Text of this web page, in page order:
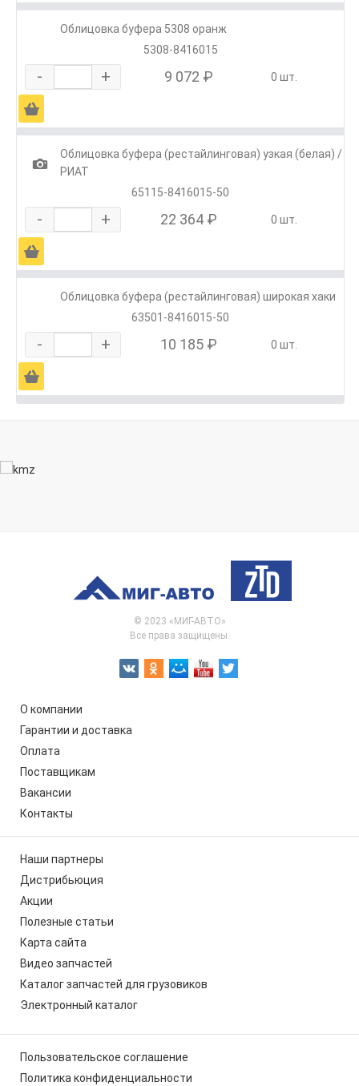
Облицовка буфера 5308 оранж
5308-8416015
- + 9 072 ₽ 0 шт.
Ä
1
Облицовка буфера (рестайлинговая) узкая (белая) /
РИАТ
65115-8416015-50
- + 22 364 ₽ 0 шт.
Ä
Облицовка буфера (рестайлинговая) широкая хаки
63501-8416015-50
- + 10 185 ₽ 0 шт.
Ä
© 2023 «МИГ-АВТО»
Все права защищены.
О компании
Гарантии и доставка
Оплата
Поставщикам
Вакансии
Контакты
Наши партнеры
Дистрибьюция
Акции
Полезные статьи
Карта сайта
Видео запчастей
Каталог запчастей для грузовиков
Электронный каталог
Пользовательское соглашение
Политика конфиденциальности